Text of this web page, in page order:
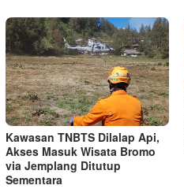
Kawasan TNBTS Dilalap Api,
Akses Masuk Wisata Bromo
via Jemplang Ditutup
Sementara